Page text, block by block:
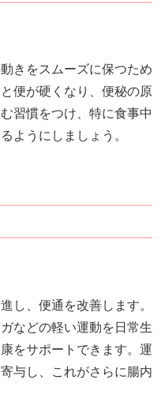
きをスムーズに保つため
便が硬くなり、便秘の原
習慣をつけ、特に食事中
ようにしましょう。
し、便通を改善します。
などの軽い運動を日常生
をサポートできます。運
与し、これがさらに腸内